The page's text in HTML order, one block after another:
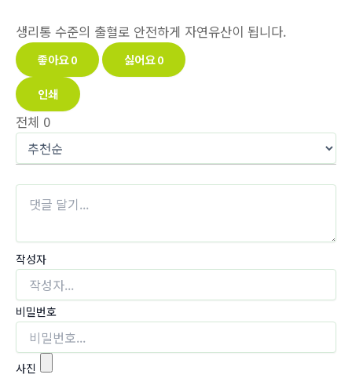
생리통 수준의 출혈로 안전하게 자연유산이 됩니다.
좋아요0 싫어요0
인쇄
전체 0
작성자
비밀번호
사진